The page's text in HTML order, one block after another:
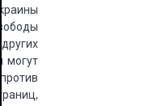
могут